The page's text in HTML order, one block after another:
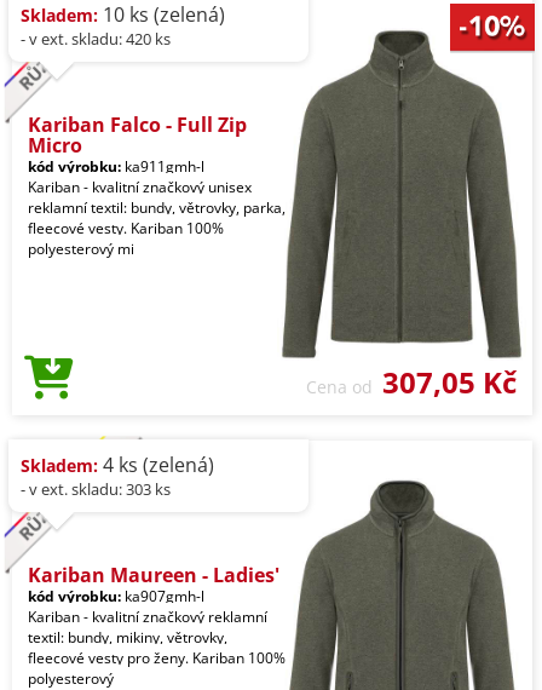
Skladem: 10 ks (zelená)
- v ext. skladu: 420 ks
Kariban Falco - Full Zip
Micro
kód výrobku: ka911gmh-l
Kariban - kvalitní značkový unisex
reklamní textil: bundy, větrovky, parka,
fleecové vesty. Kariban 100%
polyesterový mi
Cena od 307,05 Kč
Skladem: 4 ks (zelená)
- v ext. skladu: 303 ks
Kariban Maureen - Ladies'
kód výrobku: ka907gmh-l
Kariban - kvalitní značkový reklamní
textil: bundy, mikiny, větrovky,
fleecové vesty pro ženy. Kariban 100%
polyesterový